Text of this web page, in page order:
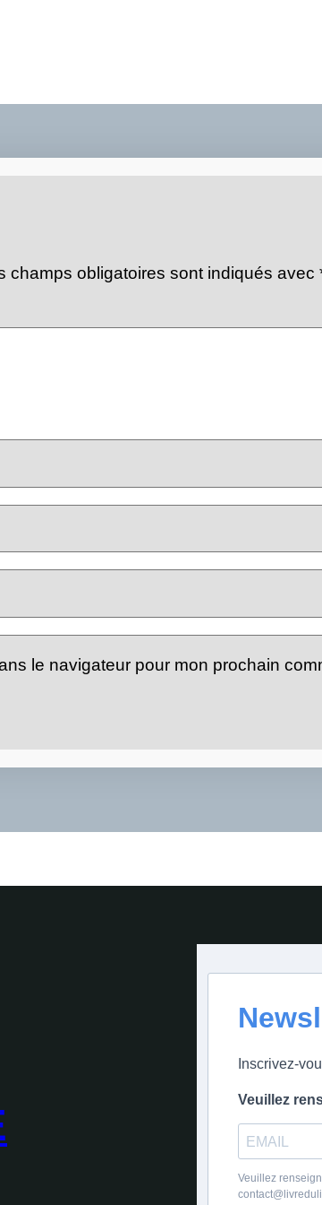
champs obligatoires sont indiqués avec
le navigateur pour mon prochain
Inscrivez-
Veuillez
Veuillez